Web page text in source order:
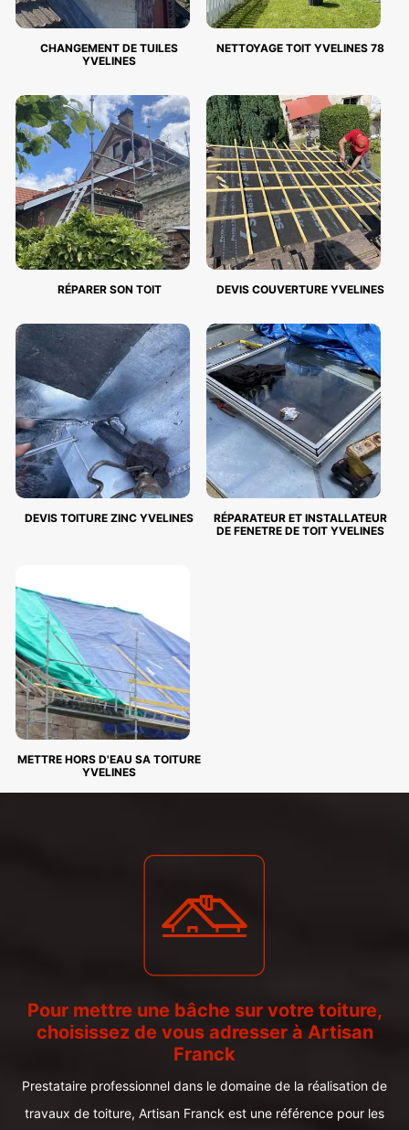
CHANGEMENT DE TUILES
YVELINES
NETTOYAGE TOIT YVELINES 78
RÉPARER SON TOIT DEVIS COUVERTURE YVELINES
DEVIS TOITURE ZINC YVELINES
RÉPARATEUR ET INSTALLATEUR
DE FENETRE DE TOIT YVELINES
METTRE HORS D'EAU SA TOITURE
YVELINES
Pour mettre une bâche sur votre toiture,
choisissez de vous adresser à Artisan
Franck
Prestataire professionnel dans le domaine de la réalisation de
travaux de toiture, Artisan Franck est une référence pour les